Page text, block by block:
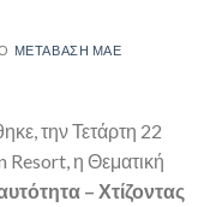
ΜΕΤΑΒΑΣΗ ΜΑΕ
την Τετάρτη 22
Resort, η Θεματική
– Χτίζοντας